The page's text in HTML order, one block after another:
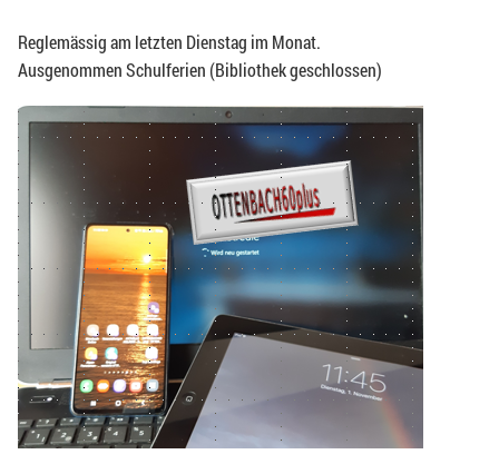
Reglemässig am letzten Dienstag im Monat.
Ausgenommen Schulferien (Bibliothek geschlossen)